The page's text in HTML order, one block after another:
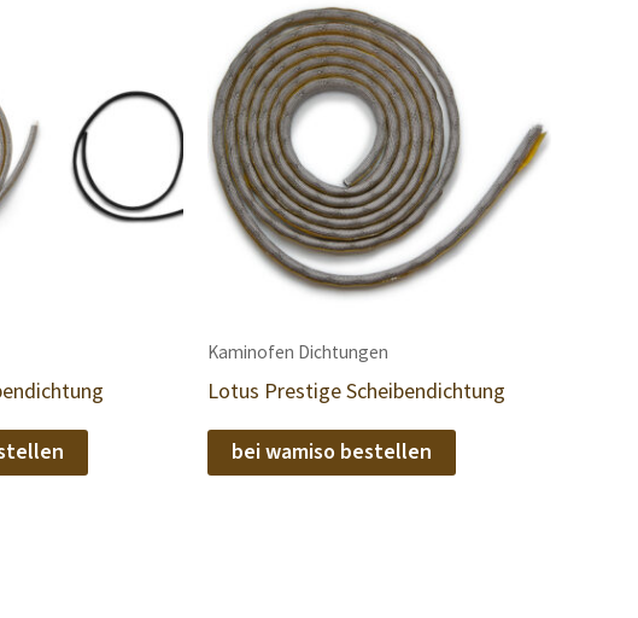
Kaminofen Dichtungen
Lotus Prestige Scheibendichtung
bei wamiso bestellen